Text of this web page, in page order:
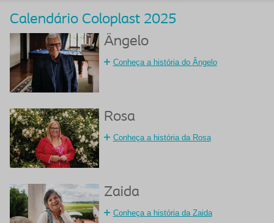
Calendário Coloplast 2025
Ângelo
Conheça a história do Ângelo
Rosa
Conheça a história da Rosa
Zaida
Conheça a história da Zaida